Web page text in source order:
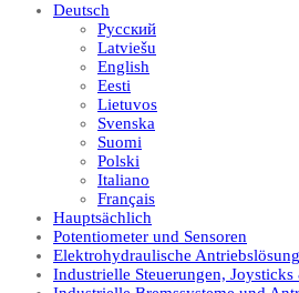
Deutsch
Русский
Latviešu
English
Eesti
Lietuvos
Svenska
Suomi
Polski
Italiano
Français
Hauptsächlich
Potentiometer und Sensoren
Elektrohydraulische
Industrielle Steuerungen,